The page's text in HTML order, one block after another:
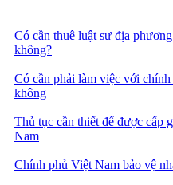
Có cần thuê luật sư địa
không?
Có cần phải làm việc với
không
Thủ tục cần thiết để được cấp
Nam
Chính phủ Việt Nam bảo vệ